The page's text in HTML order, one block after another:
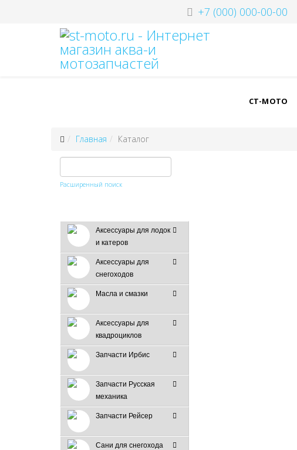
+7 (000) 000-00-00
СТ-МОТО
Главная Каталог
Расширенный поиск
Аксессуары для лодок
и катеров
Аксессуары для
снегоходов
Масла и смазки
Аксессуары для
квадроциклов
Запчасти Ирбис
Запчасти Русская
механика
Запчасти Рейсер
Сани для снегохода